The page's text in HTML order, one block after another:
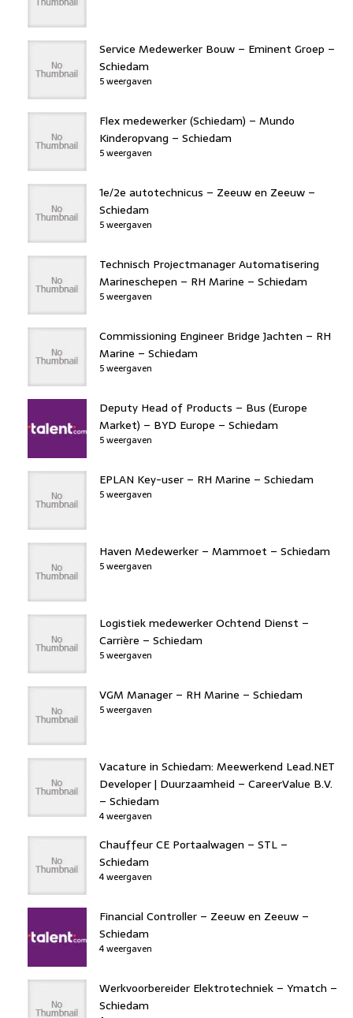
Service Medewerker Bouw – Eminent Groep –
Schiedam
5 weergaven
Flex medewerker (Schiedam) – Mundo
Kinderopvang – Schiedam
5 weergaven
1e/2e autotechnicus – Zeeuw en Zeeuw –
Schiedam
5 weergaven
Technisch Projectmanager Automatisering
Marineschepen – RH Marine – Schiedam
5 weergaven
Commissioning Engineer Bridge Jachten – RH
Marine – Schiedam
5 weergaven
Deputy Head of Products – Bus (Europe
Market) – BYD Europe – Schiedam
5 weergaven
EPLAN Key-user – RH Marine – Schiedam
5 weergaven
Haven Medewerker – Mammoet – Schiedam
5 weergaven
Logistiek medewerker Ochtend Dienst –
Carrière – Schiedam
5 weergaven
VGM Manager – RH Marine – Schiedam
5 weergaven
Vacature in Schiedam: Meewerkend Lead.NET
Developer | Duurzaamheid – CareerValue B.V.
– Schiedam
4 weergaven
Chauffeur CE Portaalwagen – STL –
Schiedam
4 weergaven
Financial Controller – Zeeuw en Zeeuw –
Schiedam
4 weergaven
Werkvoorbereider Elektrotechniek – Ymatch –
Schiedam